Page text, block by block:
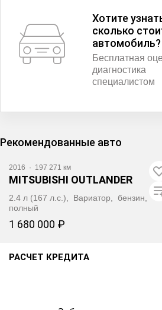
Хотите
сколько
автомобиль?
Бесплатная
диагностика
специалистом
Рекомендованные авто
2016 · 197 271 км
MITSUBISHI OUTLANDER
2.4 л (167 л.с.), Вариатор, бензин,
полный
1 680 000 ₽
РАСЧЕТ КРЕДИТА